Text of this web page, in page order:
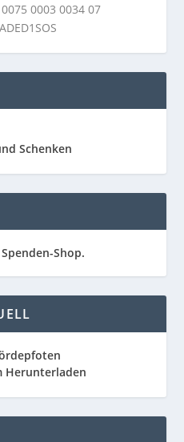
0003 0034 07
Schenken
Herunterladen